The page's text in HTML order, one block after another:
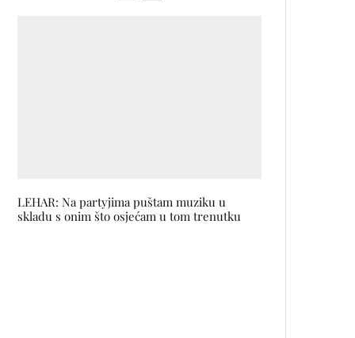
LEHAR: Na partyjima puštam muziku u
skladu s onim što osjećam u tom trenutku